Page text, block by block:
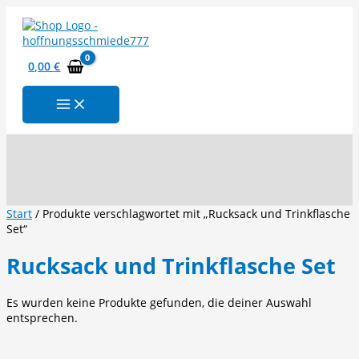
Inhalt
springen
0,00€
Start / Produkte verschlagwortet mit „Rucksack und Trinkflasche
Set“
Rucksack und Trinkflasche Set
Es wurden keine Produkte gefunden, die deiner Auswahl
entsprechen.